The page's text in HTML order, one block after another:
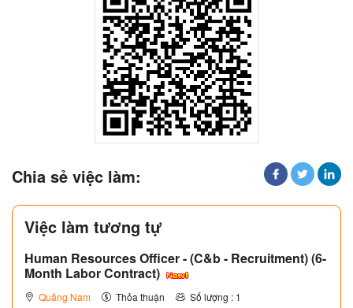
Chia sẻ việc làm:
Việc làm tương tự
Human Resources Officer - (C&b - Recruitment) (6-
Month Labor Contract)
Quảng Nam Thỏa thuận Số lượng : 1